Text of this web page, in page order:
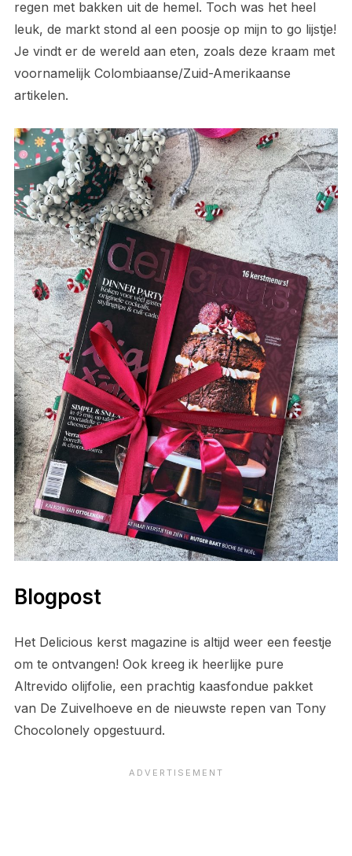
regen met bakken uit de hemel. Toch was het heel
leuk, de markt stond al een poosje op mijn to go lijstje!
Je vindt er de wereld aan eten, zoals deze kraam met
voornamelijk Colombiaanse/Zuid-Amerikaanse
artikelen.
Blogpost
Het Delicious kerst magazine is altijd weer een feestje
om te ontvangen! Ook kreeg ik heerlijke pure
Altrevido olijfolie, een prachtig kaasfondue pakket
van De Zuivelhoeve en de nieuwste repen van Tony
Chocolonely opgestuurd.